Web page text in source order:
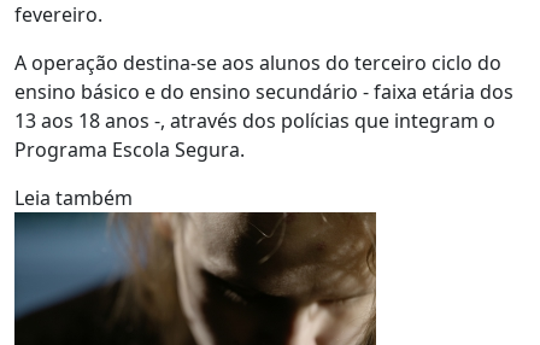
fevereiro.
A operação destina-se aos alunos do terceiro ciclo do
ensino básico e do ensino secundário - faixa etária dos
13 aos 18 anos -, através dos polícias que integram o
Programa Escola Segura.
Leia também